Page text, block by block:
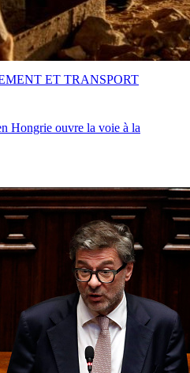
Hongrie ouvre la voie à la
ET TRANSPORT